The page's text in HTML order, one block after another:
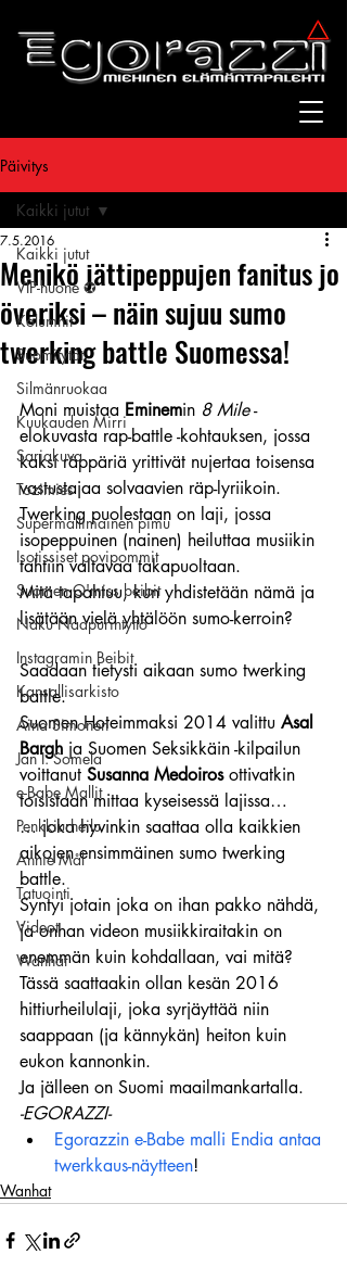
Päivitys
Kaikki jutut
VIP-huone ✪
Kolumnit
Suomitytöt
Silmänruokaa
Kuukauden Mirri
Sarjakuva
Tozimies
Supermallimainen pimu
Isotissiset povipommit
Suomen Q'miss beibit
Naku Naapurintyttö
Instagramin Beibit
Kansallisarkisto
Aina Simonen
Jan I. Somela
e-Babe Mallit
Penkkiurheilu
Annie Mål
Tatuointi
Videot
Wanhat
Kaikki jutut
Menikö jättipeppujen fanitus jo
överiksi – näin sujuu sumo
twerking battle Suomessa!
7.5.2016
Moni muistaa Eminemin 8 Mile -
elokuvasta rap-battle -kohtauksen, jossa
kaksi räppäriä yrittivät nujertaa toisensa
vastustajaa solvaavien räp-lyriikoin.
Twerking puolestaan on laji, jossa
isopeppuinen (nainen) heiluttaa musiikin
tahtiin valtavaa takapuoltaan.
Mitä tapahtuu, kun yhdistetään nämä ja
lisätään vielä yhtälöön sumo-kerroin?
Saadaan tietysti aikaan sumo twerking
battle.
Suomen Hoteimmaksi 2014 valittu Asal
Bargh ja Suomen Seksikkäin -kilpailun
voittanut Susanna Medoiros ottivatkin
toisistaan mittaa kyseisessä lajissa…
… joka hyvinkin saattaa olla kaikkien
aikojen ensimmäinen sumo twerking
battle.
Syntyi jotain joka on ihan pakko nähdä,
ja onhan videon musiikkiraitakin on
enemmän kuin kohdallaan, vai mitä?
Tässä saattaakin ollan kesän 2016
hittiurheilulaji, joka syrjäyttää niin
saappaan (ja kännykän) heiton kuin
eukon kannonkin.
Ja jälleen on Suomi maailmankartalla.
-EGORAZZI-
Egorazzin e-Babe malli Endia antaa
twerkkaus-näytteen!
Wanhat